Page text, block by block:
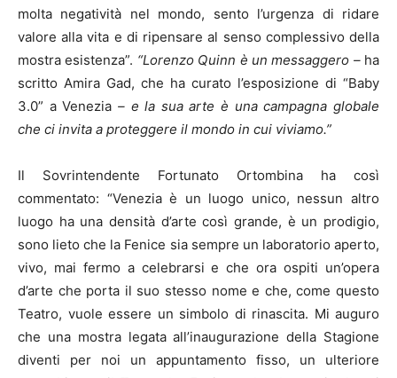
molta negatività nel mondo, sento l’urgenza di ridare
valore alla vita e di ripensare al senso complessivo della
mostra esistenza”. “Lorenzo Quinn è un messaggero –ha
scritto Amira Gad, che ha curato l’esposizione di “Baby
3.0” a Venezia – e la sua arte è una campagna globale
che ci invita a proteggere il mondo in cui viviamo.”
Il Sovrintendente Fortunato Ortombina ha così
commentato: “Venezia è un luogo unico, nessun altro
luogo ha una densità d’arte così grande, è un prodigio,
sono lieto che la Fenice sia sempre un laboratorio aperto,
vivo, mai fermo a celebrarsi e che ora ospiti un’opera
d’arte che porta il suo stesso nome e che, come questo
Teatro, vuole essere un simbolo di rinascita. Mi auguro
che una mostra legata all’inaugurazione della Stagione
diventi per noi un appuntamento fisso, un ulteriore